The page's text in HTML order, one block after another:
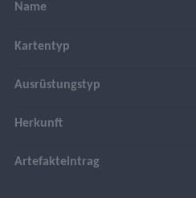
Name
Kartentyp
Ausrüstungstyp
Herkunft
Artefakteintrag